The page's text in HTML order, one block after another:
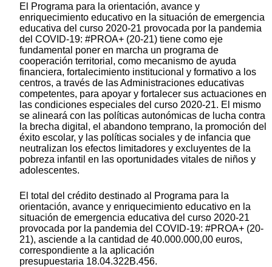
El Programa para la orientación, avance y
enriquecimiento educativo en la situación de emergencia
educativa del curso 2020-21 provocada por la pandemia
del COVID-19: #PROA+ (20-21) tiene como eje
fundamental poner en marcha un programa de
cooperación territorial, como mecanismo de ayuda
financiera, fortalecimiento institucional y formativo a los
centros, a través de las Administraciones educativas
competentes, para apoyar y fortalecer sus actuaciones en
las condiciones especiales del curso 2020-21. El mismo
se alineará con las políticas autonómicas de lucha contra
la brecha digital, el abandono temprano, la promoción del
éxito escolar, y las políticas sociales y de infancia que
neutralizan los efectos limitadores y excluyentes de la
pobreza infantil en las oportunidades vitales de niños y
adolescentes.
El total del crédito destinado al Programa para la
orientación, avance y enriquecimiento educativo en la
situación de emergencia educativa del curso 2020-21
provocada por la pandemia del COVID-19: #PROA+ (20-
21), asciende a la cantidad de 40.000.000,00 euros,
correspondiente a la aplicación
presupuestaria 18.04.322B.456.